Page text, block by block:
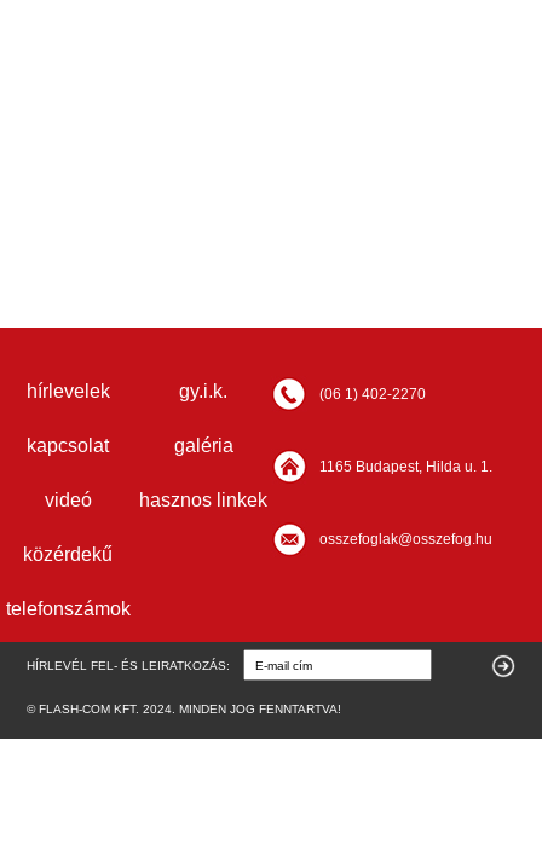
hírlevelek gy.i.k.
kapcsolat galéria
videó hasznos linkek
közérdekű
telefonszámok
(06 1) 402-2270
1165 Budapest, Hilda u. 1.
osszefoglak@osszefog.hu
© FLASH-COM KFT. 2024. MINDEN JOG FENNTARTVA!
HÍRLEVÉL FEL- ÉS LEIRATKOZÁS: